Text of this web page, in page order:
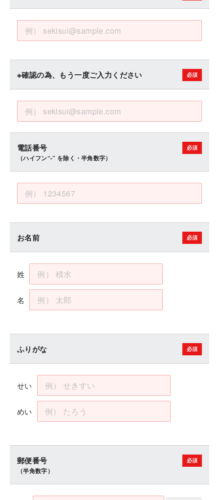
※確認の為、もう一度ご入力ください
電話番号
（ハイフン“-” を除く・半角数字）
お名前
姓
名
ふりがな
せい
めい
郵便番号
（半角数字）